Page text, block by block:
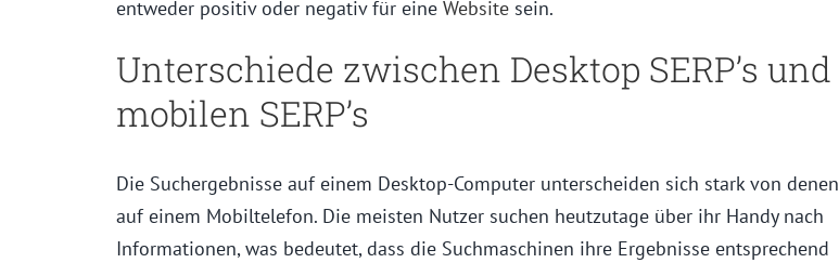
entweder positiv oder negativ für eineWebsite sein.
Unterschiede zwischen Desktop SERP’s und
mobilen SERP’s
Die Suchergebnisse auf einem Desktop-Computer unterscheiden sich stark von denen
auf einem Mobiltelefon. Die meisten Nutzer suchen heutzutage über ihr Handy nach
Informationen, was bedeutet, dass die Suchmaschinen ihre Ergebnisse entsprechend